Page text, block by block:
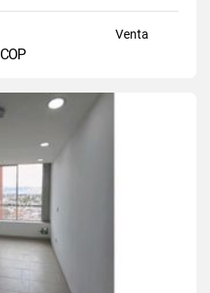
Venta
COP